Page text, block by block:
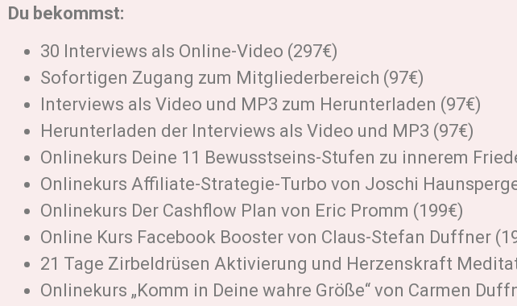
Du bekommst:
30 Interviews als Online-Video (297€)
Sofortigen Zugang zum Mitgliederbereich (97€)
Interviews als Video und MP3 zum Herunterladen (97€)
Herunterladen der Interviews als Video und MP3 (97€)
Onlinekurs Deine 11 Bewusstseins-Stufen zu innerem
Onlinekurs Affiliate-Strategie-Turbo von Joschi
Onlinekurs Der Cashflow Plan von Eric Promm (199€)
Online Kurs Facebook Booster von Claus-Stefan Duffner
21 Tage Zirbeldrüsen Aktivierung und Herzenskraft
Onlinekurs „Komm in Deine wahre Größe“ von Carmen